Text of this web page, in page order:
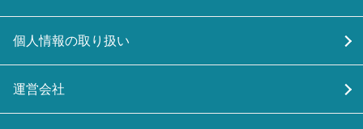
個人情報の取り扱い
運営会社